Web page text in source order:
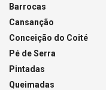
Barrocas
Cansanção
Conceição do Coité
Pé de Serra
Pintadas
Queimadas